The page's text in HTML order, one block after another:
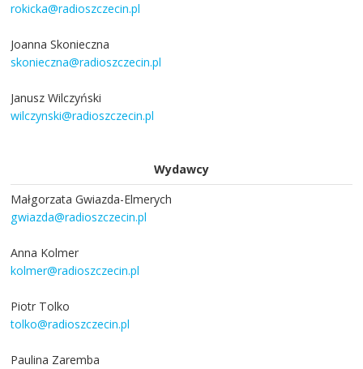
rokicka@radioszczecin.pl
Joanna Skonieczna
skonieczna@radioszczecin.pl
Janusz Wilczyński
wilczynski@radioszczecin.pl
Wydawcy
Małgorzata Gwiazda-Elmerych
gwiazda@radioszczecin.pl
Anna Kolmer
kolmer@radioszczecin.pl
Piotr Tolko
tolko@radioszczecin.pl
Paulina Zaremba